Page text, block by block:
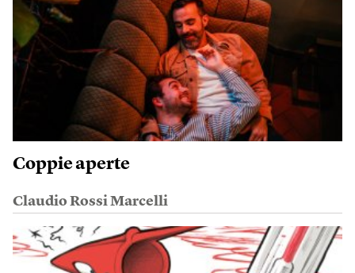
Coppie aperte
Claudio Rossi Marcelli